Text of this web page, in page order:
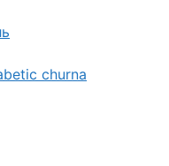
churna